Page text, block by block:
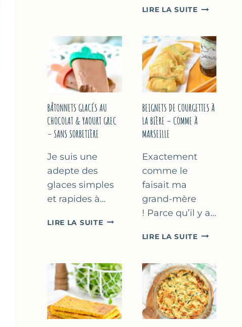
&
FLEUR
D’ORANGER
LIRE LA SUITESOUPE
AU
CITRON
&
BASILIC
BÂTONNETS GLACÉS AU
CHOCOLAT & YAOURT GREC
– SANS SORBETIÈRE
Je suis une
adepte des
glaces simples
et rapides à…
LIRE LA SUITEBÂTONNETS
&
YAOURT
GREC
–
SANS
BEIGNETS DE COURGETTES À
LA BIÈRE – COMME À
MARSEILLE
Exactement
comme le
faisait ma
grand-mère
! Parce qu’il y a…
LIRE LA SUITEBEIGNETS
À
LA
BIÈRE
–
COMME